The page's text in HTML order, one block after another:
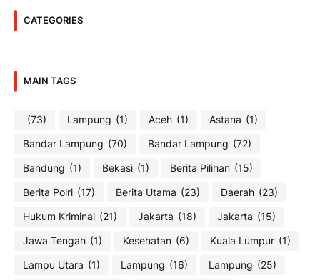
CATEGORIES
MAIN TAGS
(73) Lampung (1) Aceh (1) Astana (1)
Bandar Lampung (70) Bandar Lampung (72)
Bandung (1) Bekasi (1) Berita Pilihan (15)
Berita Polri (17) Berita Utama (23) Daerah (23)
Hukum Kriminal (21) Jakarta (18) Jakarta (15)
Jawa Tengah (1) Kesehatan (6) Kuala Lumpur (1)
Lampu Utara (1) Lampung (16) Lampung (25)